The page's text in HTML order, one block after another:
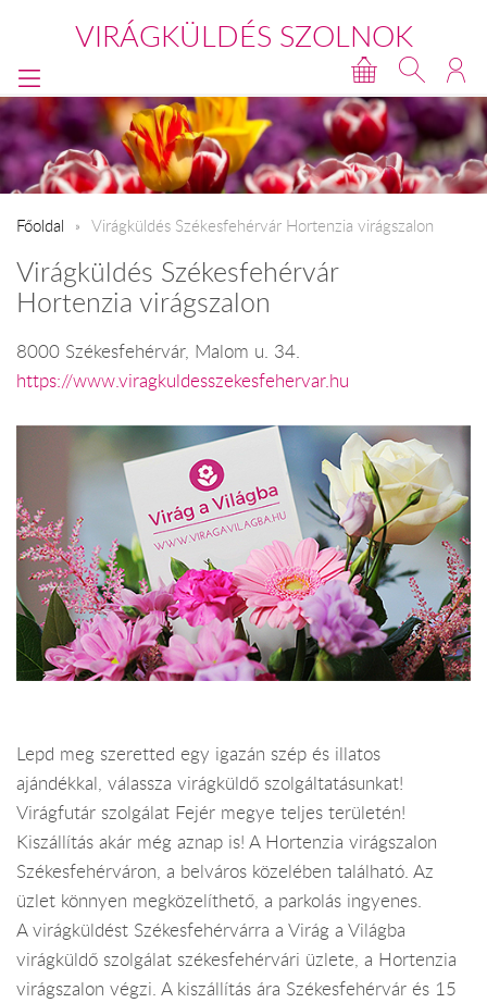
VIRÁGKÜLDÉS SZOLNOK
Főoldal Virágküldés Székesfehérvár Hortenzia virágszalon
Virágküldés Székesfehérvár
Hortenzia virágszalon
8000 Székesfehérvár, Malom u. 34.
https://www.viragkuldesszekesfehervar.hu
Lepd meg szeretted egy igazán szép és illatos
ajándékkal, válassza virágküldő szolgáltatásunkat!
Virágfutár szolgálat Fejér megye teljes területén!
Kiszállítás akár még aznap is! A Hortenzia virágszalon
Székesfehérváron, a belváros közelében található. Az
üzlet könnyen megközelíthető, a parkolás ingyenes.
A virágküldést Székesfehérvárra a Virág a Világba
virágküldő szolgálat székesfehérvári üzlete, a Hortenzia
virágszalon végzi. A kiszállítás ára Székesfehérvár és 15